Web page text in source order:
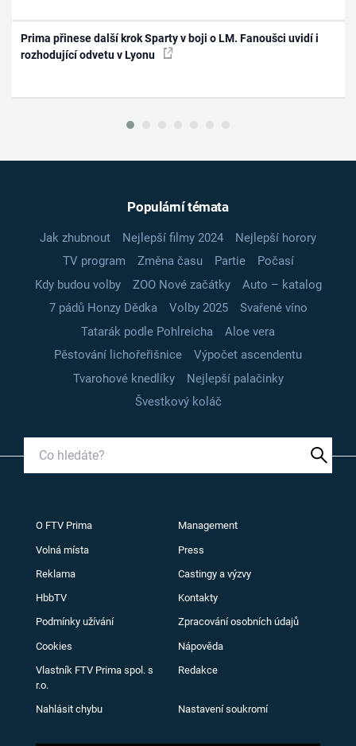
Prima přinese další krok Sparty v boji o LM. Fanoušci uvidí i
rozhodující odvetu v Lyonu
Populární témata
Jak zhubnout Nejlepší filmy 2024
Nejlepší horory
TV program
Změna času Partie
Počasí
Kdy budou volby
ZOO Nové začátky
Auto – katalog
7 pádů Honzy Dědka
Volby 2025
Svařené víno
Tatarák podle Pohlreicha
Aloe vera
Pěstování lichořeřišnice
Výpočet ascendentu
Tvarohové knedlíky
Nejlepší palačinky
Švestkový koláč
O FTV Prima Management
Volná místa Press
Reklama Castingy a výzvy
HbbTV Kontakty
Podmínky užívání Zpracování osobních údajů
Cookies Nápověda
Vlastník FTV Prima spol. s
r.o.
Redakce
Nahlásit chybu Nastavení soukromí